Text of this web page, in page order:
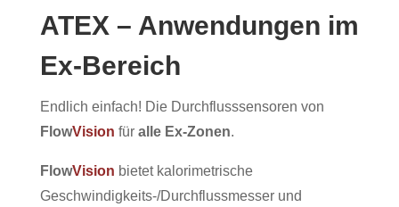
ATEX – Anwendungen im
Ex-Bereich
Endlich einfach! Die Durchflusssensoren von
FlowVision für alle Ex-Zonen.
FlowVision bietet kalorimetrische
Geschwindigkeits-/Durchflussmesser und